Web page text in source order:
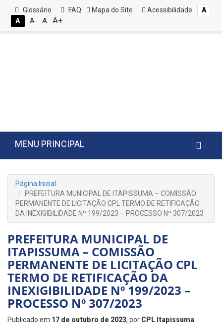
Glossário FAQ Mapa do Site Acessibilidade
A
A
A- A A+
MENU PRINCIPAL
Página Inicial
PREFEITURA MUNICIPAL DE ITAPISSUMA – COMISSÃO
PERMANENTE DE LICITAÇÃO CPL TERMO DE RETIFICAÇÃO
DA INEXIGIBILIDADE Nº 199/2023 – PROCESSO Nº 307/2023
PREFEITURA MUNICIPAL DE
ITAPISSUMA – COMISSÃO
PERMANENTE DE LICITAÇÃO CPL
TERMO DE RETIFICAÇÃO DA
INEXIGIBILIDADE Nº 199/2023 –
PROCESSO Nº 307/2023
Publicado em 17 de outubro de 2023, por CPL Itapissuma